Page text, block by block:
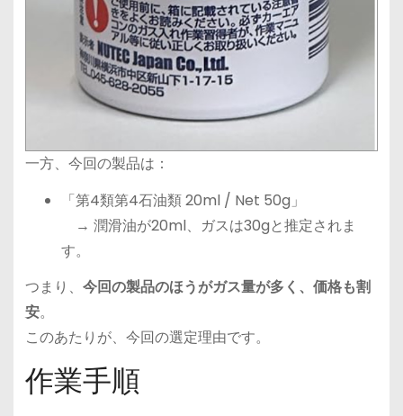
一方、今回の製品は：
「第4類第4石油類 20ml / Net 50g」
→ 潤滑油が20ml、ガスは30gと推定されま
す。
つまり、 今回の製品のほうがガス量が多く、価格も割
安。
このあたりが、今回の選定理由です。
作業手順